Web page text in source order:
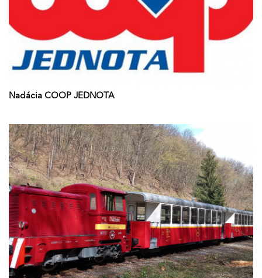
Nadácia COOP JEDNOTA